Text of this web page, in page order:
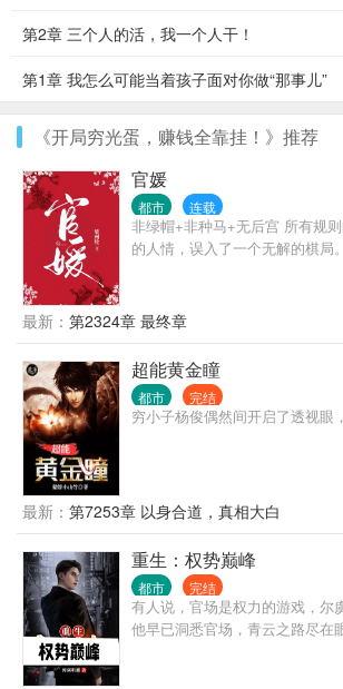
第2章 三个人的活，我一个人干！
第1章 我怎么可能当着孩子面对你做“那事儿”
《开局穷光蛋，赚钱全靠挂！》推荐
官媛
都市 连载
非绿帽+非种马+无后宫 所有规
的人情，误入了一个无解的棋局
最新： 第2324章 最终章
超能黄金瞳
都市 完结
穷小子杨俊偶然间开启了透视
最新： 第7253章 以身合道，真相大白
重生：权势巅峰
都市 完结
有人说，官场是权力的游戏，尔
他早已洞悉官场，青云之路尽在